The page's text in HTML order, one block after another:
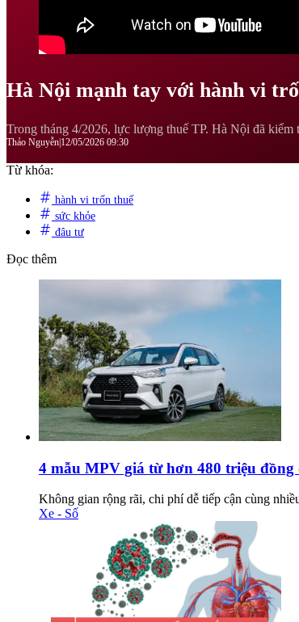
Hà Nội mạnh tay với hành vi
Trong tháng 4/2026, lực lượng thuế TP. Hà Nội đã
Thảo Nguyễn 12/05/2026 09:30
Từ khóa:
hành vi trốn thuế
sức khỏe
đâu tư
Đọc thêm
4 mẫu MPV giá từ hơn 480 triệu đồng
Không gian rộng rãi, chi phí dễ tiếp cận cùng
Xe - Số